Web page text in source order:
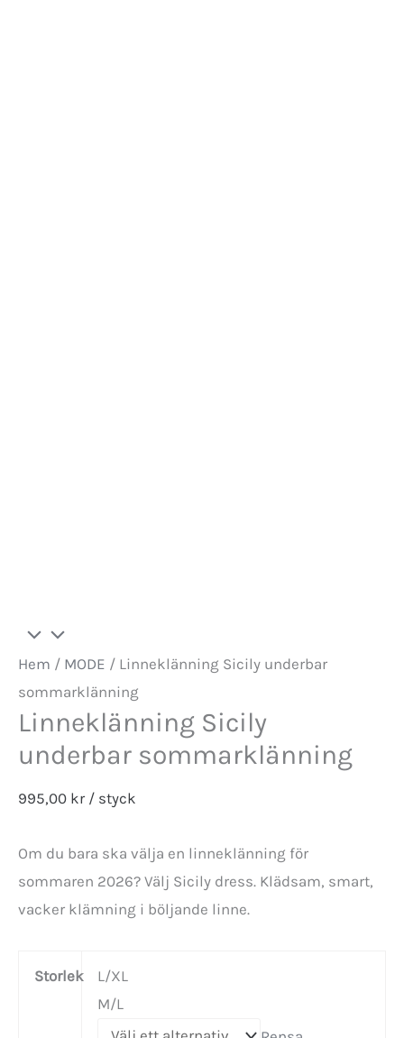
Hem / MODE / Linneklänning Sicily underbar
sommarklänning
Linneklänning Sicily
underbar sommarklänning
995,00 kr / styck
Om du bara ska välja en linneklänning för
sommaren 2026? Välj Sicily dress. Klädsam, smart,
vacker klämning i böljande linne.
Storlek
L/XL
M/L